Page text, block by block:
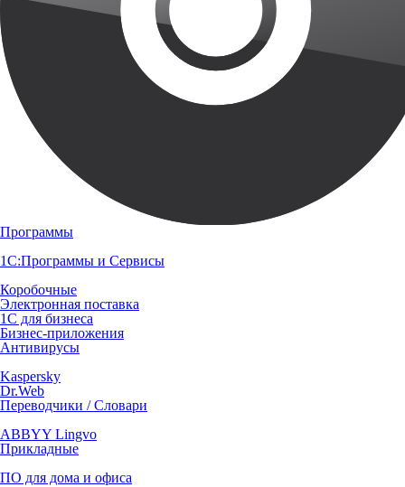
Программы
1С:Программы и Сервисы
Коробочные
Электронная поставка
1С для бизнеса
Бизнес-приложения
Антивирусы
Kaspersky
Dr.Web
Переводчики / Словари
ABBYY Lingvo
Прикладные
ПО для дома и офиса